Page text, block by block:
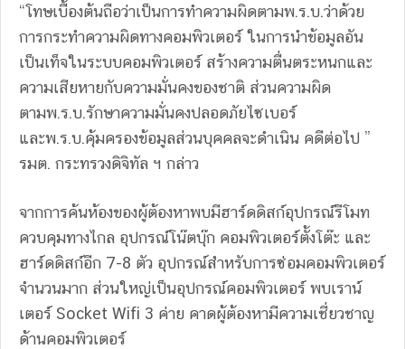
“โทษเบื้องต้นถือว่าเป็นการทำความผิดตามพ.ร.บ.ว่าด้วย
การกระทำความผิดทางคอมพิวเตอร์ ในการนำข้อมูลอัน
เป็นเท็จในระบบคอมพิวเตอร์ สร้างความตื่นตระหนกและ
ความเสียหายกับความมั่นคงของชาติ ส่วนความผิด
ตามพ.ร.บ.รักษาความมั่นคงปลอดภัยไซเบอร์
และพ.ร.บ.คุ้มครองข้อมูลส่วนบุคคลจะดำเนิน คดีต่อไป ”
รมต. กระทรวงดิจิทัล ฯ กล่าว
จากการค้นห้องของผู้ต้องหาพบมีฮาร์ดดิสก์อุปกรณ์รีโมท
ควบคุมทางไกล อุปกรณ์โน๊ตบุ๊ก คอมพิวเตอร์ตั้งโต๊ะ และ
ฮาร์ดดิสก์อีก 7-8 ตัว อุปกรณ์สำหรับการซ่อมคอมพิวเตอร์
จำนวนมาก ส่วนใหญ่เป็นอุปกรณ์คอมพิวเตอร์ พบเราน์
เตอร์ Socket Wifi 3 ค่าย คาดผู้ต้องหามีความเชี่ยวชาญ
ด้านคอมพิวเตอร์